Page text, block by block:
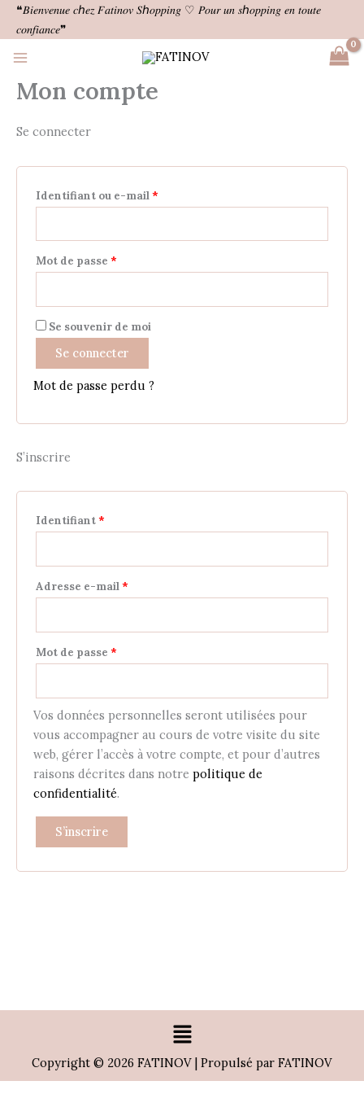
Aller❝𝐵𝑖𝑒𝑛𝑣𝑒𝑛𝑢𝑒 𝑐ℎ𝑒𝑧 𝐹𝑎𝑡𝑖𝑛𝑜𝑣 𝑆ℎ𝑜𝑝𝑝𝑖𝑛𝑔 ♡ 𝑃𝑜𝑢𝑟 𝑢𝑛 𝑠ℎ𝑜𝑝𝑝𝑖𝑛𝑔 𝑒𝑛 𝑡𝑜𝑢𝑡𝑒
𝑐𝑜𝑛𝑓𝑖𝑎𝑛𝑐𝑒❞
Mon compte
Se connecter
Identifiant ou e-mail*
Obligatoire
Mot de passe *
Obligatoire
Se souvenir de moi
Se connecter
Mot de passe perdu ?
S’inscrire
Identifiant*
Obligatoire
Adresse e-mail*
Obligatoire
Mot de passe *
Obligatoire
Vos données personnelles seront utilisées pour
vous accompagner au cours de votre visite du site
web, gérer l’accès à votre compte, et pour d’autres
raisons décrites dans notre politique de
confidentialité.
S’inscrire
Menu
Copyright © 2026 FATINOV | Propulsé par FATINOV